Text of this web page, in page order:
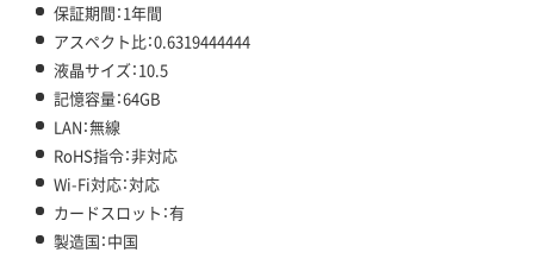
保証期間：1年間
アスペクト比：0.6319444444
液晶サイズ：10.5
記憶容量：64GB
LAN：無線
RoHS指令：非対応
Wi-Fi対応：対応
カードスロット：有
製造国：中国